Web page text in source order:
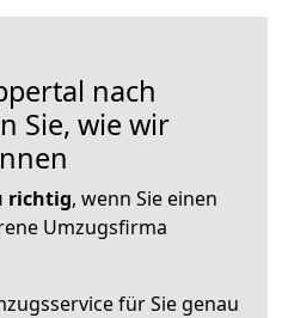
nach
Sie, wie wir
richtig, wenn Sie einen
Umzugsfirma
für Sie genau